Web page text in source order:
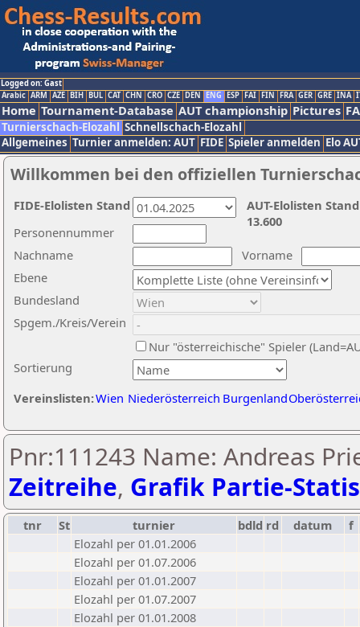
Logged on: Gast
Arabic ARM AZE BIH BUL CAT CHN CRO CZE DEN ENG ESP FAI FIN FRA GER GRE INA
Home Tournament-Database AUT championship Pictures
Turnierschach-Elozahl Schnellschach-Elozahl
Allgemeines Turnier anmelden: AUT FIDE Spieler anmelden Elo
Willkommen bei den offiziellen
Nachname
Vorname
Ebene
Sortierung
Personennummer
Bundesland
Spgem./Kreis/Verein
Nur "österreichische" Spieler
Vereinslisten:Wien Niederösterreich Burgenland
AUT-Elolisten
13.600
FIDE-Elolisten Stand
Pnr:111243 Name: Andreas
Zeitreihe, Grafik Partie-
tnr St turnier bdld rd datum
f
Elozahl per 01.01.2006
Elozahl per 01.07.2006
Elozahl per 01.01.2007
Elozahl per 01.07.2007
Elozahl per 01.01.2008